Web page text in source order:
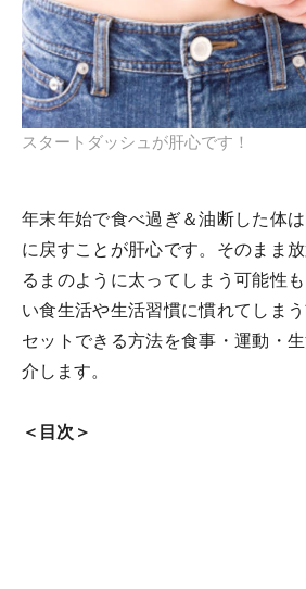
スタートダッシュが肝心です！
年末年始で食べ過ぎ＆油断した体
に戻すことが肝心です。そのまま
るまのように太ってしまう可能性
い食生活や生活習慣に慣れてしま
セットできる方法を食事・運動・
介します。
＜目次＞